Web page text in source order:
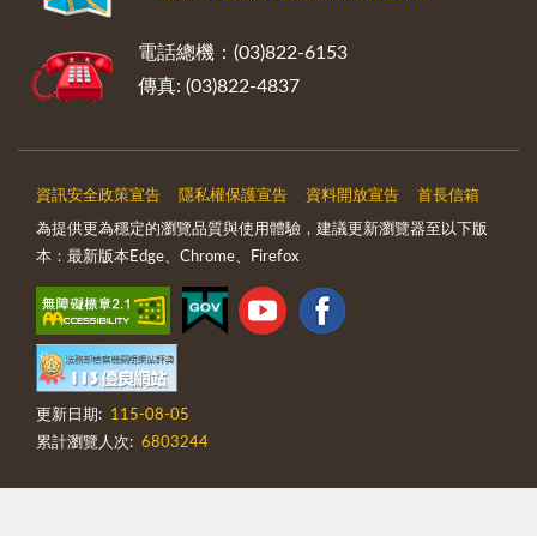
電話總機：(03)822-6153
傳真: (03)822-4837
資訊安全政策宣告 隱私權保護宣告 資料開放宣告 首長信箱
為提供更為穩定的瀏覽品質與使用體驗，建議更新瀏覽器至以下版
本：最新版本Edge、Chrome、Firefox
更新日期:
115-08-05
累計瀏覽人次: 6803244